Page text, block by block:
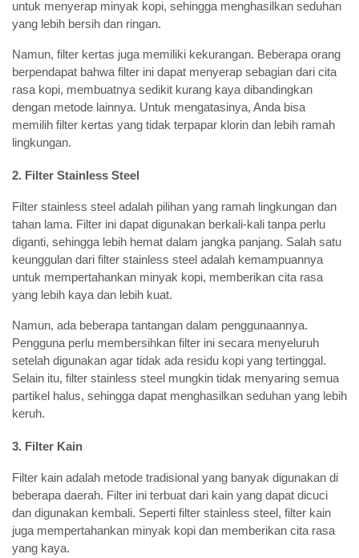
untuk menyerap minyak kopi, sehingga menghasilkan seduhan
yang lebih bersih dan ringan.
Namun, filter kertas juga memiliki kekurangan. Beberapa orang
berpendapat bahwa filter ini dapat menyerap sebagian dari cita
rasa kopi, membuatnya sedikit kurang kaya dibandingkan
dengan metode lainnya. Untuk mengatasinya, Anda bisa
memilih filter kertas yang tidak terpapar klorin dan lebih ramah
lingkungan.
2. Filter Stainless Steel
Filter stainless steel adalah pilihan yang ramah lingkungan dan
tahan lama. Filter ini dapat digunakan berkali-kali tanpa perlu
diganti, sehingga lebih hemat dalam jangka panjang. Salah satu
keunggulan dari filter stainless steel adalah kemampuannya
untuk mempertahankan minyak kopi, memberikan cita rasa
yang lebih kaya dan lebih kuat.
Namun, ada beberapa tantangan dalam penggunaannya.
Pengguna perlu membersihkan filter ini secara menyeluruh
setelah digunakan agar tidak ada residu kopi yang tertinggal.
Selain itu, filter stainless steel mungkin tidak menyaring semua
partikel halus, sehingga dapat menghasilkan seduhan yang lebih
keruh.
3. Filter Kain
Filter kain adalah metode tradisional yang banyak digunakan di
beberapa daerah. Filter ini terbuat dari kain yang dapat dicuci
dan digunakan kembali. Seperti filter stainless steel, filter kain
juga mempertahankan minyak kopi dan memberikan cita rasa
yang kaya.